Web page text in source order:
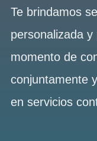
Te brindamos
personalizada
momento de
conjuntamente
en servicios